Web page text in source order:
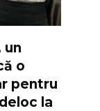
un
o
pentru
la